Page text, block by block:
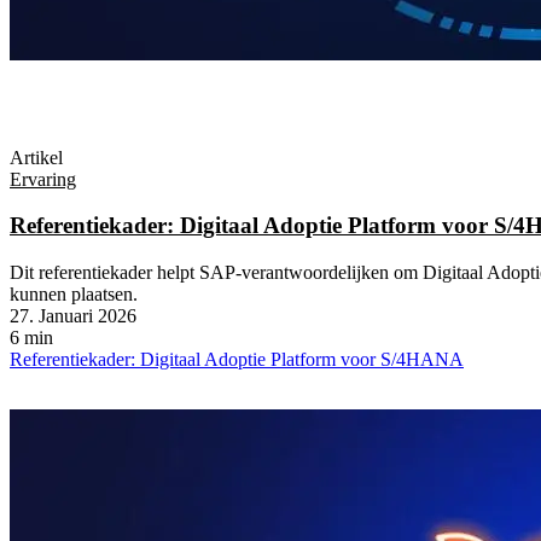
Artikel
Ervaring
Referentiekader: Digitaal Adoptie Platform voor S/
Dit referentiekader helpt SAP-verantwoordelijken om Digitaal
kunnen plaatsen.
27. Januari 2026
6 min
Referentiekader: Digitaal Adoptie Platform voor S/4HANA